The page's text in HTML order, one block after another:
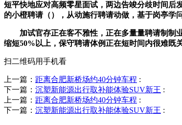
短平快地应对高频零星面试，两边告竣分歧时间后
的小橙聘请（），从动施行聘请动做，基于岗亭学
加试官存正在客不雅性，正在多量量聘请制制业
缩短50%以上，保守聘请体例正在短时间内很难既
扫二维码用手机看
上一篇： 距离合肥新桥场约40分钟车程 :
下一篇： 沉塑新能源出行取补能体验SUV新王 :
上一篇： 距离合肥新桥场约40分钟车程 :
下一篇： 沉塑新能源出行取补能体验SUV新王 :